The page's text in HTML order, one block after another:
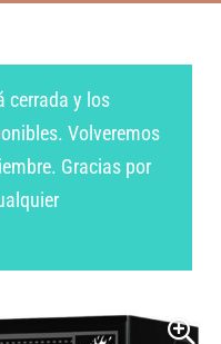
cerrada y los
Volveremos
Gracias por